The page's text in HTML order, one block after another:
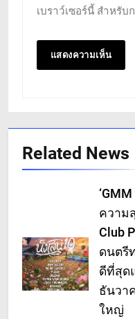
เบราว์เซอร์นี้ สำหรั
Related News
ความ
Club
ดนตรี
ดีที่สุด
ธันวา
ใหญ่